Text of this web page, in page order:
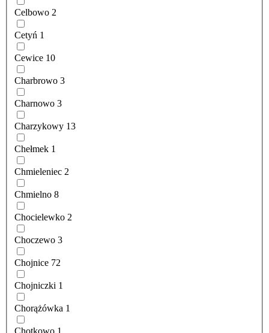
Celbowo 2
Cetyń 1
Cewice 10
Charbrowo 3
Charnowo 3
Charzykowy 13
Chełmek 1
Chmieleniec 2
Chmielno 8
Chocielewko 2
Choczewo 3
Chojnice 72
Chojniczki 1
Chorążówka 1